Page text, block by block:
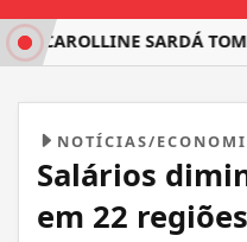
SARDÁ TOMA
NOTÍCIAS/
Salários
em 22